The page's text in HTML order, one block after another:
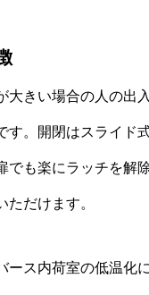
大きい場合の人の出
す。開閉はスライド
でも楽にラッチを解
ただけます。
ース内荷室の低温化